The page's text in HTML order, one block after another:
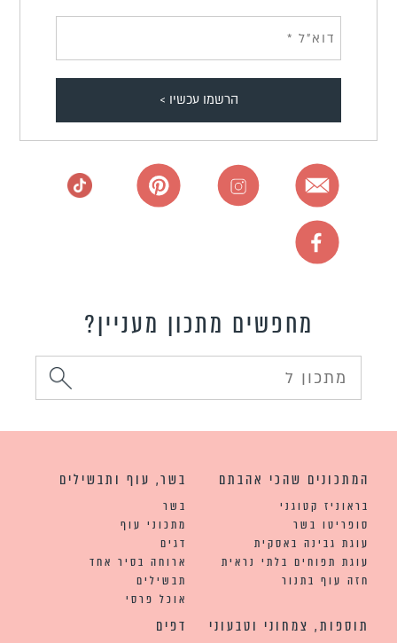
מחפשים מתכון מעניין?
המתכונים שהכי אהבתם
בראוניז קטוגני
סופריטו בשר
עוגת גבינה באסקית
עוגת תפוחים בלתי נראית
חזה עוף בתנור
בשר, עוף ותבשילים
בשר
מתכוני עוף
דגים
ארוחה בסיר אחד
תבשילים
אוכל פרסי
תוספות, צמחוני וטבעוני דפים